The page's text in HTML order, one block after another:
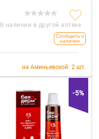
В наличии в другой аптеке
Сообщить о
наличии
на Аминьевской: 2 шт.
-5%